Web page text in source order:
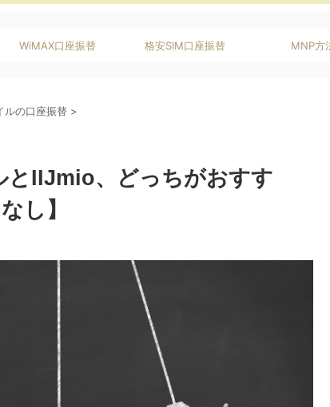
WiMAX口座振替 格安SIM口座振替 MNP方
ルの口座振替 >
とIIJmio、どっちがおすす
し】